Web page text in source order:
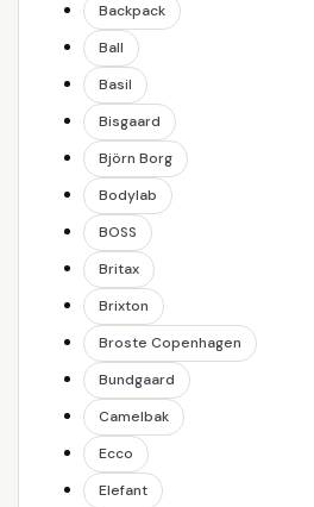
Backpack
Ball
Basil
Bisgaard
Björn Borg
Bodylab
BOSS
Britax
Brixton
Broste Copenhagen
Bundgaard
Camelbak
Ecco
Elefant